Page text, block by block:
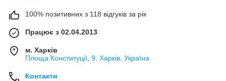
100% позитивних з 118 відгуків за рік
Працює з 02.04.2013
м. Харків
Площа Конституції, 9, Харків, Україна
Контакти